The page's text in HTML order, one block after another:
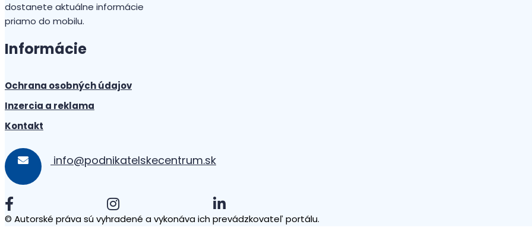
dostanete aktuálne informácie
priamo do mobilu.
Informácie
Ochrana osobných údajov
Inzercia a reklama
Kontakt
info@podnikatelskecentrum.sk
© Autorské práva sú vyhradené a vykonáva ich prevádzkovateľ portálu.